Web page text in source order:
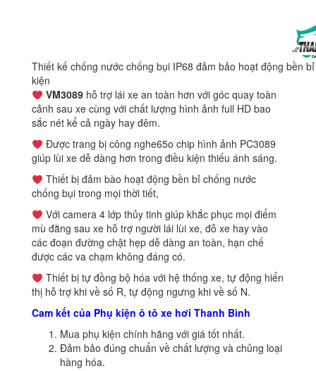
Thiết kế chống nước chống bụi IP68 đảm bảo hoạt động bền
kiện
VM3089hỗ trợ lái xe an toàn hơn với góc quay toàn
cảnh sau xe cùng với chất lượng hình ảnh full HD bao
sắc nét kể cả ngày hay đêm.
Được trang bị công nghe65o chip hình ảnh PC3089
giúp lùi xe dễ dàng hơn trong điều kiện thiếu ánh sáng.
Thiết bị đảm bào hoạt động bền bỉ chống nước
chống bụi trong mọi thời tiết,
Với camera 4 lớp thủy tinh giúp khắc phục mọi điểm
mù đằng sau xe hỗ trợ người lái lùi xe, đỗ xe hay vào
các đoạn đường chật hẹp dễ dàng an toàn, hạn chế
được các va chạm không đáng có.
Thiết bị tự đồng bộ hóa với hệ thống xe, tự động hiển
thị hỗ trợ khi về số R, tự động ngưng khi về số N.
Cam kết của Phụ kiện ô tô xe hơi Thanh Bình
Mua phụ kiện chính hãng với giá tốt nhất.
Đảm bảo đúng chuẩn về chất lượng và chủng loại
hàng hóa.